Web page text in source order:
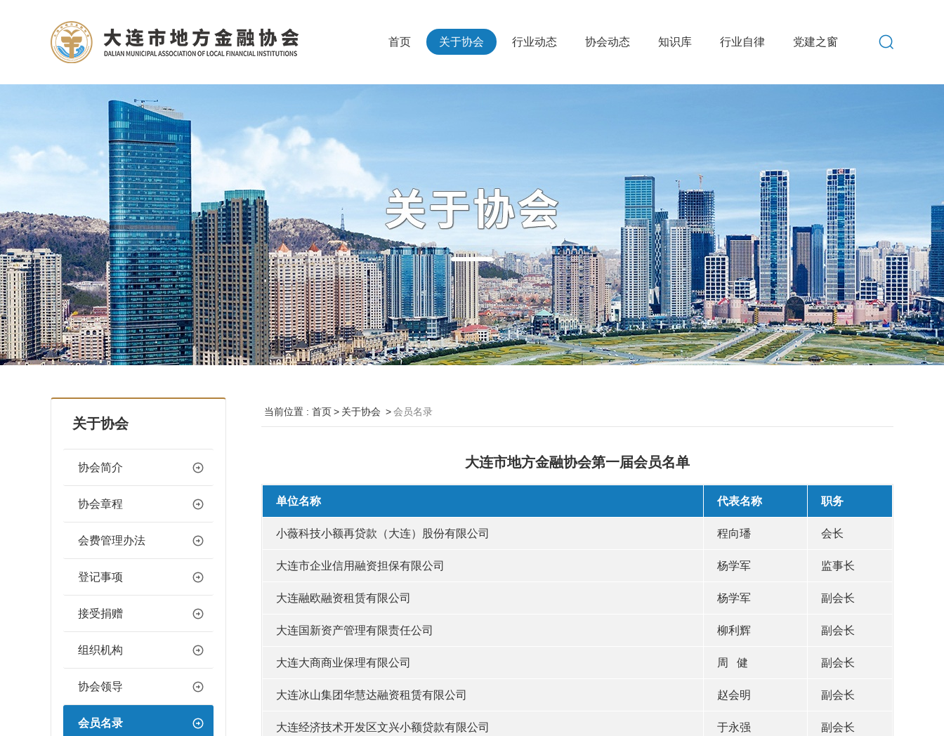
首页 关于协会 行业动态 协会动态 知识库 行业自律 党建之窗
关于协会
协会简介
协会章程
会费管理办法
登记事项
接受捐赠
组织机构
协会领导
会员名录
当前位置 : 首页 关于协会 会员名录
大连市地方金融协会第一届会员名单
单位名称 代表名称 职务
小薇科技小额再贷款（大连）股份有限公司 程向璠 会长
大连市企业信用融资担保有限公司 杨学军 监事长
大连融欧融资租赁有限公司 杨学军 副会长
大连国新资产管理有限责任公司 柳利辉 副会长
大连大商商业保理有限公司 周 健 副会长
大连冰山集团华慧达融资租赁有限公司 赵会明 副会长
大连经济技术开发区文兴小额贷款有限公司 于永强 副会长